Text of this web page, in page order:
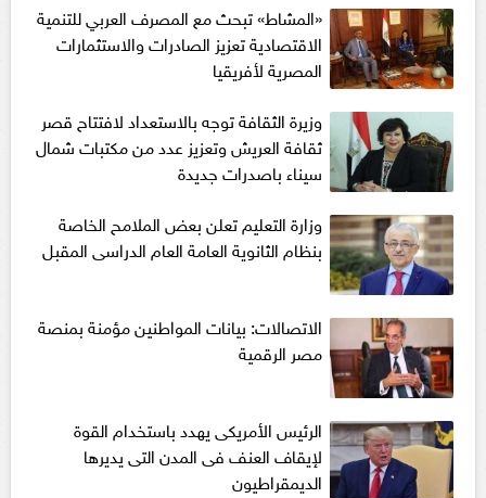
«المشاط» تبحث مع المصرف العربي للتنمية
الاقتصادية تعزيز الصادرات والاستثمارات
المصرية لأفريقيا
وزيرة الثقافة توجه بالاستعداد لافتتاح قصر
ثقافة العريش وتعزيز عدد من مكتبات شمال
سيناء باصدرات جديدة
وزارة التعليم تعلن بعض الملامح الخاصة
بنظام الثانوية العامة العام الدراسى المقبل
الاتصالات: بيانات المواطنين مؤمنة بمنصة
مصر الرقمية
الرئيس الأمريكى يهدد باستخدام القوة
لإيقاف العنف فى المدن التى يديرها
الديمقراطيون